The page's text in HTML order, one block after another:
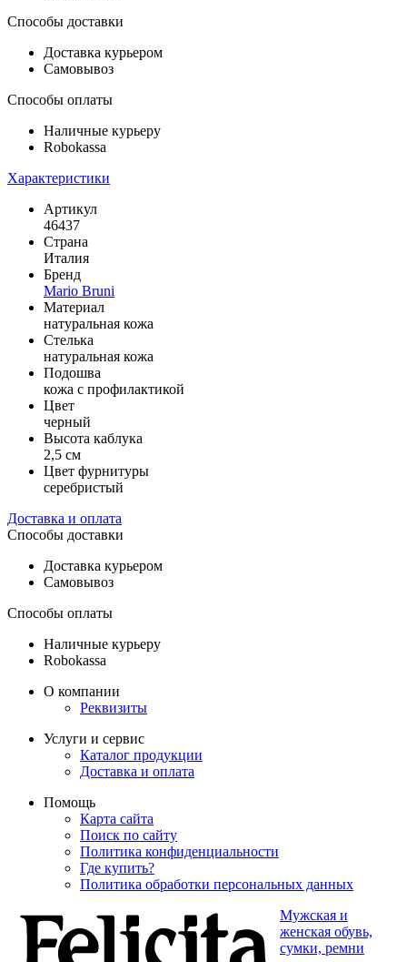
Способы доставки
Доставка курьером
Самовывоз
Способы оплаты
Наличные курьеру
Robokassa
Характеристики
Артикул
46437
Страна
Италия
Бренд
Mario Bruni
Материал
натуральная кожа
Стелька
натуральная кожа
Подошва
кожа с профилактикой
Цвет
черный
Высота каблука
2,5 см
Цвет фурнитуры
серебристый
Доставка и оплата
Способы доставки
Доставка курьером
Самовывоз
Способы оплаты
Наличные курьеру
Robokassa
О компании
Реквизиты
Услуги и сервис
Каталог продукции
Доставка и оплата
Помощь
Карта сайта
Поиск по сайту
Политика конфиденциальности
Где купить?
Политика обработки персональных данных
Мужская и
женская обувь,
сумки, ремни